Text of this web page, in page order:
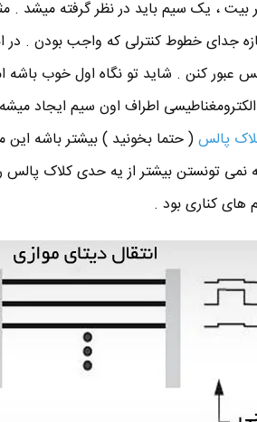
عبور کنن . شاید تو نگاه اول خوب باشه
اطراف اون سیم ایجاد
پالس( حتما بخونید ) بیشتر باشه
نمی تونستن بیشتر از یه حدی کلاک
های کناری بود .